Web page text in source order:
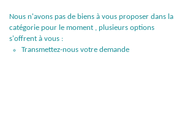
Nous n'avons pas de biens à vous proposer dans la
catégorie pour le moment , plusieurs options
s'offrent à vous :
Transmettez-nous votre demande